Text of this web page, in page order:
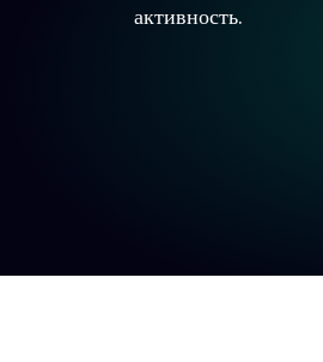
активность.